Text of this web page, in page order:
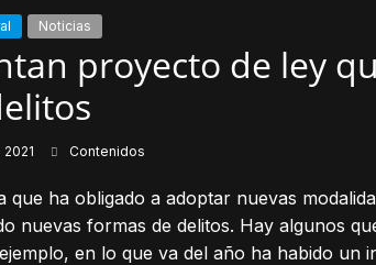
Noticias
proyecto de ley
Contenidos
que ha obligado a adoptar nuevas
nuevas formas de delitos. Hay algunos
en lo que va del año ha habido un